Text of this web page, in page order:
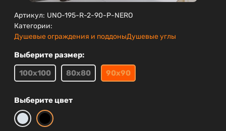
Артикул: UNO-195-R-2-90-P-NERO
Категории:
Душевые ограждения и поддоныДушевые углы
Выберите размер:
100х100
80х80 90х90
Выберите цвет